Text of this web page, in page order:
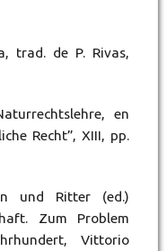
trad. de P. Rivas,
en
Recht”, XIII, pp.
und Ritter (ed.)
Zum Problem
Vittorio